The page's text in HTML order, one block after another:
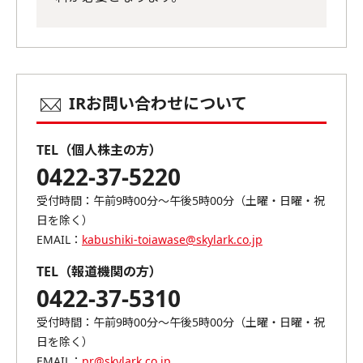
IRお問い合わせについて
TEL（個人株主の方）
0422-37-5220
受付時間：午前9時00分～午後5時00分（土曜・日曜・祝
日を除く）
EMAIL： kabushiki-toiawase@skylark.co.jp
TEL（報道機関の方）
0422-37-5310
受付時間：午前9時00分～午後5時00分（土曜・日曜・祝
日を除く）